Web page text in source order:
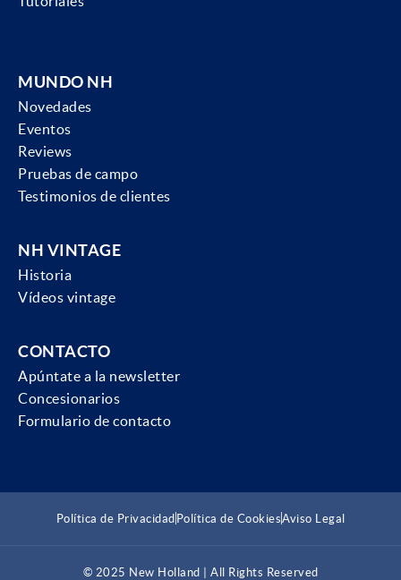
MUNDO NH
Novedades
Eventos
Reviews
Pruebas de campo
Testimonios de clientes
NH VINTAGE
Historia
Vídeos vintage
CONTACTO
Apúntate a la newsletter
Concesionarios
Formulario de contacto
© 2025 New Holland | All Rights Reserved
Política de Privacidad Política de CookiesAviso Legal